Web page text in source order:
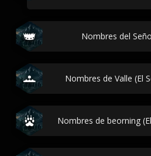
Nombres del
Nombres de Valle (El
Nombres de beorning